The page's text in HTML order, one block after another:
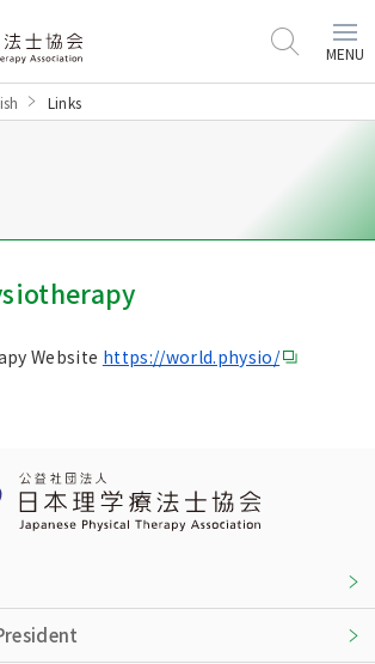
MENU
Links
Website https://world.physio/